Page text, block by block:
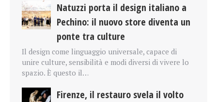
Natuzzi porta il design italiano a
Pechino: il nuovo store diventa un
ponte tra culture
Il design come linguaggio universale, capace di
unire culture, sensibilità e modi diversi di vivere lo
spazio. È questo il…
Firenze, il restauro svela il volto